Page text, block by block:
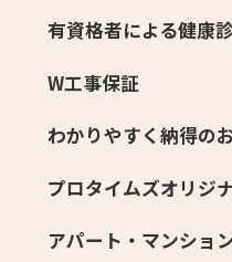
有資格者による健康
W工事保証
わかりやすく納得の
プロタイムズオリジ
アパート・マンショ